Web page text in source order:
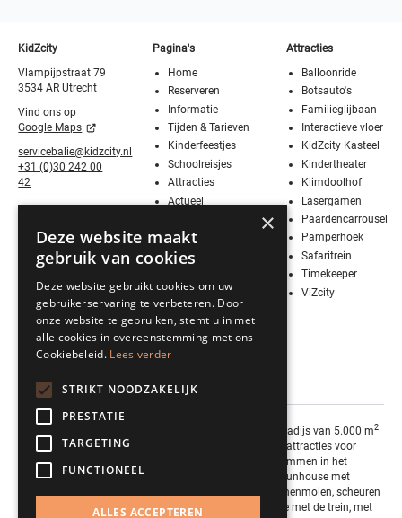
KidZcity
Vlampijpstraat 79
3534 AR Utrecht
Vind ons op
Google Maps
servicebalie@kidzcity.nl
+31 (0)30 242 00
42
Pagina's
Home
Reserveren
Informatie
Tijden & Tarieven
Kinderfeestjes
Schoolreisjes
Attracties
Actueel
Contact
Vier Sinterklaas!
KidZcity
Stage bij
KidZcity
BSO
Kleurplaten
Attracties
Balloonride
Botsauto's
Familieglijbaan
Interactieve vloer
KidZcity Kasteel
Kindertheater
Klimdoolhof
Lasergamen
Paardencarrousel
Pamperhoek
Safaritrein
Timekeeper
ViZcity
KidZcity is een indoor speelparadijs van 5.000 m2
boordevol toffe en spannende attracties voor
kinderen tot en met 11 jaar. Klimmen in het
kasteel, klauteren in het grote funhouse met
obstakels, vliegen in de ballonnenmolen, scheuren
in de botsauto’s, door de jungle met de trein, met
×
Deze website maakt
gebruik van cookies
Deze website gebruikt cookies om uw
gebruikerservaring te verbeteren. Door
onze website te gebruiken, stemt u in met
alle cookies in overeenstemming met ons
Cookiebeleid. Lees verder
STRIKT NOODZAKELIJK
PRESTATIE
TARGETING
FUNCTIONEEL
ALLES ACCEPTEREN